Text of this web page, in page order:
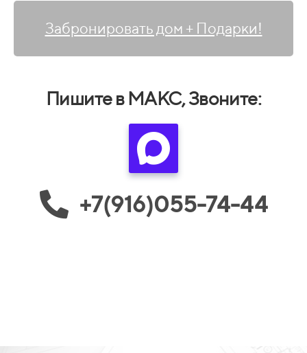
Забронировать дом + Подарки!
Пишите в МАКС, Звоните:
+7(916)055-74-44